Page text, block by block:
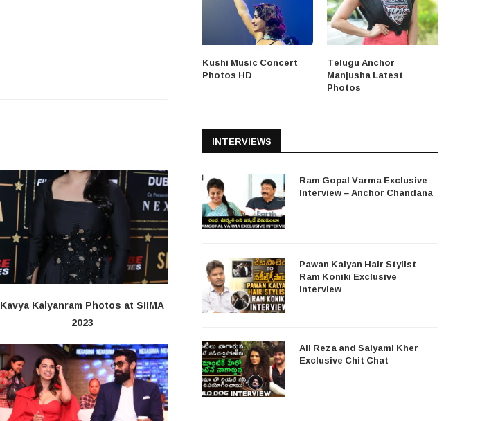
Kavya Kalyanram Photos at SIIMA
2023
Kushi Music Concert
Photos HD
Telugu Anchor
Manjusha Latest
Photos
INTERVIEWS
Ram Gopal Varma Exclusive
Interview – Anchor Chandana
Pawan Kalyan Hair Stylist
Ram Koniki Exclusive
Interview
Ali Reza and Saiyami Kher
Exclusive Chit Chat